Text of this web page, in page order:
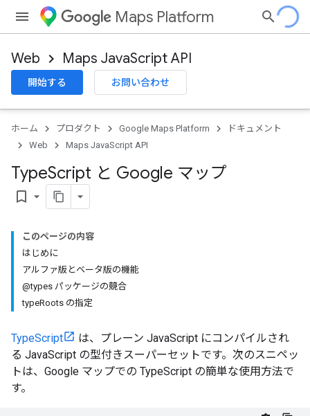
Maps Platform
Web Maps JavaScript API
開始する お問い合わせ
ホーム プロダクト Google Maps Platform
ドキュメント
Web
Maps JavaScript API
TypeScript と Google マップ
bookmark_border
このページの内容
はじめに
アルファ版とベータ版の機能
@types パッケージの競合
typeRoots の指定
TypeScript
は、プレーン JavaScript にコンパイルされ
る JavaScript の型付きスーパーセットです。次のスニペッ
トは、Google マップでの TypeScript の簡単な使用方法で
す。